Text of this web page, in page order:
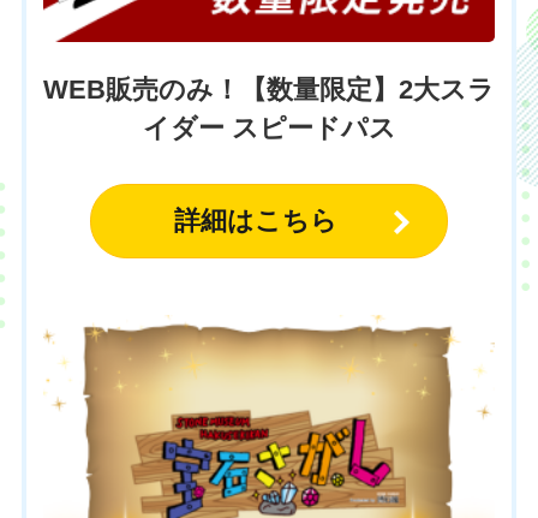
WEB販売のみ！【数量限定】2大スラ
イダー スピードパス
詳細はこちら